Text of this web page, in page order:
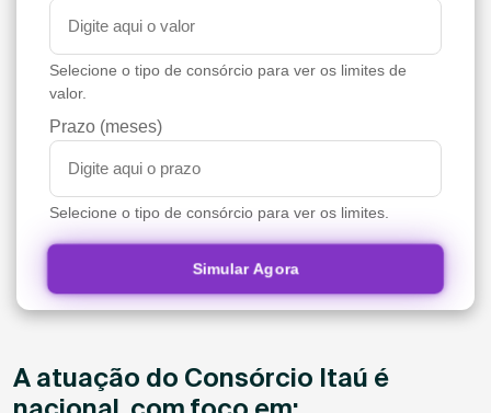
Selecione o tipo de consórcio para ver os limites de
valor.
Prazo (meses)
Selecione o tipo de consórcio para ver os limites.
Simular Agora
A atuação do Consórcio Itaú é